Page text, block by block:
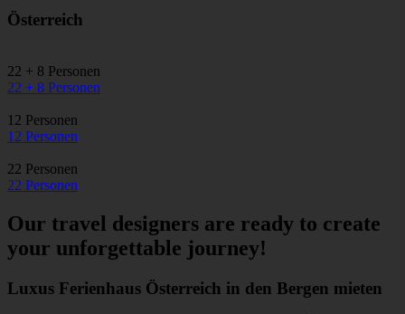
Österreich
22 + 8 Personen
22 + 8 Personen
12 Personen
12 Personen
22 Personen
22 Personen
Our travel designers are ready to create
your unforgettable journey!
Luxus Ferienhaus Österreich in den Bergen mieten